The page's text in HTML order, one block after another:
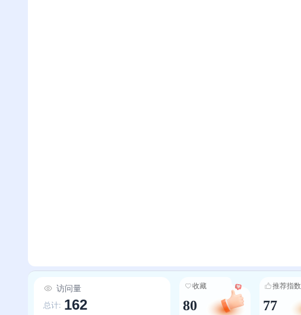
访问量
总计: 162
收藏
80
推荐指数
77